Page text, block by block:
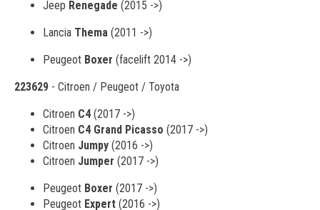
Jeep Renegade (2015 ->)
Lancia Thema (2011 ->)
Peugeot Boxer (facelift 2014 ->)
223629 - Citroen / Peugeot / Toyota
Citroen C4(2017 ->)
Citroen C4 Grand Picasso (2017 ->)
Citroen Jumpy (2016 ->)
Citroen Jumper (2017 ->)
Peugeot Boxer (2017 ->)
Peugeot Expert (2016 ->)